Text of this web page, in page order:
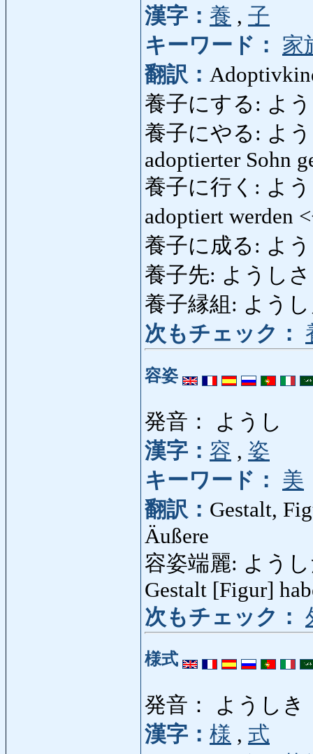
漢字： 養 , 子
キーワード：
家
翻訳：
養子にする: よ
養子にやる: よ
adoptierter Sohn
養子に行く: よう
adoptiert werden
養子に成る: よ
養子先: ようし
養子縁組: よう
次もチェック：
容姿
発音： ようし
漢字： 容 , 姿
キーワード：
美
翻訳： Gestalt,
Äußere
容姿端麗: ようし
Gestalt [Figur]
次もチェック：
様式
発音： ようしき
漢字： 様 , 式